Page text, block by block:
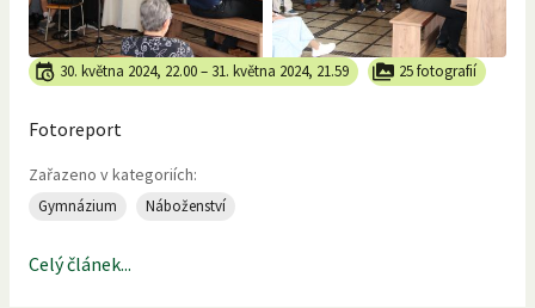
30. května 2024, 22.00– 31. května 2024, 21.59 25 fotografií
Fotoreport
Zařazeno v kategoriích:
Gymnázium Náboženství
Celý článek...